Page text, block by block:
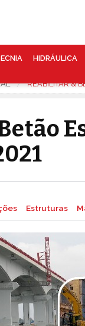
HIDRÁULICA
‘REABILITAR &
Estruturas